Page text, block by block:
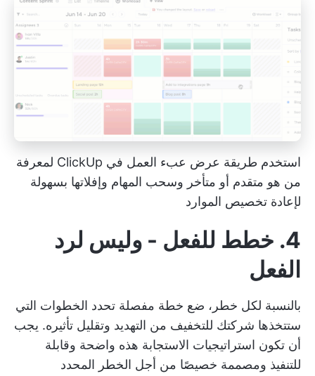
استخدم طريقة عرض عبء العمل في ClickUp لمعرفة
من هو متقدم أو متأخر وسحب المهام وإفلاتها بسهولة
لإعادة تخصيص الموارد
4. خطط للفعل - وليس لرد
الفعل
بالنسبة لكل خطر، ضع خطة مفصلة تحدد الخطوات التي
ستتخذها شركتك للتخفيف من التهديد وتقليل تأثيره. يجب
أن تكون استراتيجيات الاستجابة هذه واضحة وقابلة
للتنفيذ ومصممة خصيصًا من أجل الخطر المحدد